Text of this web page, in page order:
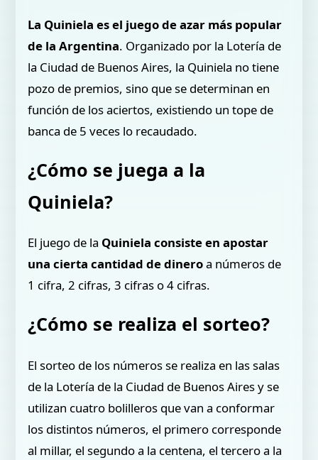
La Quiniela es el juego de azar más popular
de la Argentina. Organizado por la Lotería de
la Ciudad de Buenos Aires, la Quiniela no tiene
pozo de premios, sino que se determinan en
función de los aciertos, existiendo un tope de
banca de 5 veces lo recaudado.
¿Cómo se juega a la
Quiniela?
El juego de la Quiniela consiste en apostar
una cierta cantidad de dineroa números de
1 cifra, 2 cifras, 3 cifras o 4 cifras.
¿Cómo se realiza el sorteo?
El sorteo de los números se realiza en las salas
de la Lotería de la Ciudad de Buenos Aires y se
utilizan cuatro bolilleros que van a conformar
los distintos números, el primero corresponde
al millar, el segundo a la centena, el tercero a la